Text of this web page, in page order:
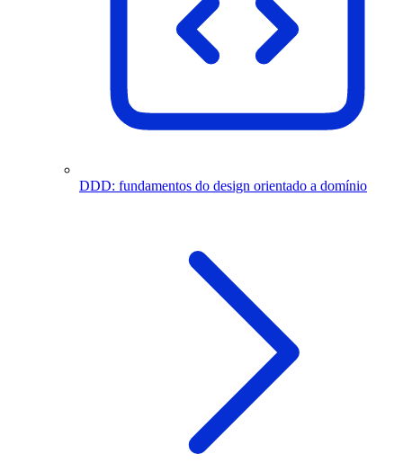
DDD: fundamentos do design orientado a domínio